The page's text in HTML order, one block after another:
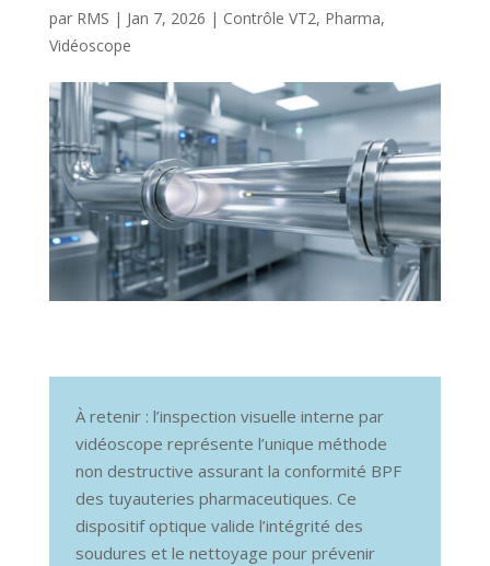
par RMS | Jan 7, 2026 | Contrôle VT2, Pharma,
Vidéoscope
À retenir : l’inspection visuelle interne par
vidéoscope représente l’unique méthode
non destructive assurant la conformité BPF
des tuyauteries pharmaceutiques. Ce
dispositif optique valide l’intégrité des
soudures et le nettoyage pour prévenir